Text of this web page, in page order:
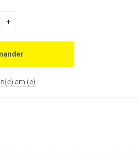
ami(e)